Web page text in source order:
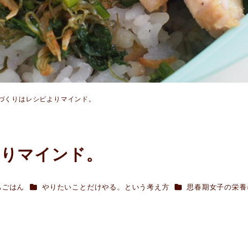
くりはレシピよりマインド。
マインド。
はん カテゴリー
やりたいことだけやる。という考え方 カテゴリー
思春期女子の栄